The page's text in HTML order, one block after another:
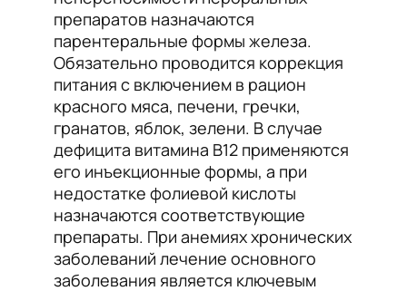
препаратов назначаются
парентеральные формы железа.
Обязательно проводится коррекция
питания с включением в рацион
красного мяса, печени, гречки,
гранатов, яблок, зелени. В случае
дефицита витамина B12 применяются
его инъекционные формы, а при
недостатке фолиевой кислоты
назначаются соответствующие
препараты. При анемиях хронических
заболеваний лечение основного
заболевания является ключевым